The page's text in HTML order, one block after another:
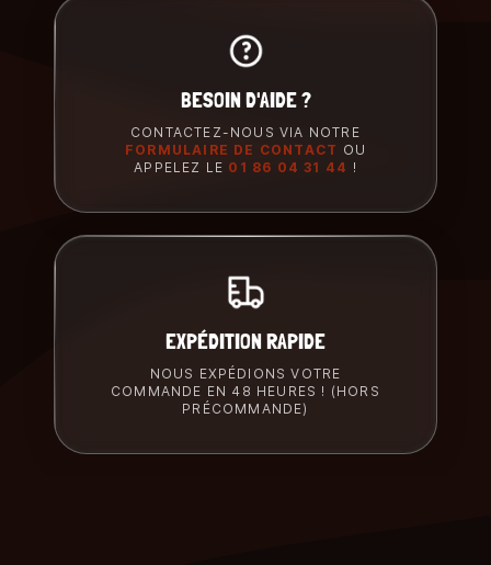
BESOIN D'AIDE ?
CONTACTEZ-NOUS VIA NOTRE
FORMULAIRE DE CONTACT OU
APPELEZ LE 01 86 04 31 44 !
EXPÉDITION RAPIDE
NOUS EXPÉDIONS VOTRE
COMMANDE EN 48 HEURES ! (HORS
PRÉCOMMANDE)